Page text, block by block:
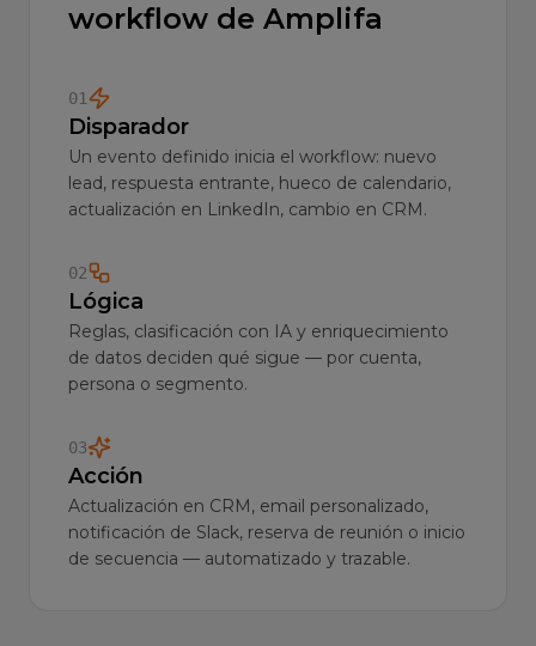
workflow de Amplifa
01
Disparador
Un evento definido inicia el workflow: nuevo
lead, respuesta entrante, hueco de calendario,
actualización en LinkedIn, cambio en CRM.
02
Lógica
Reglas, clasificación con IA y enriquecimiento
de datos deciden qué sigue — por cuenta,
persona o segmento.
03
Acción
Actualización en CRM, email personalizado,
notificación de Slack, reserva de reunión o inicio
de secuencia — automatizado y trazable.